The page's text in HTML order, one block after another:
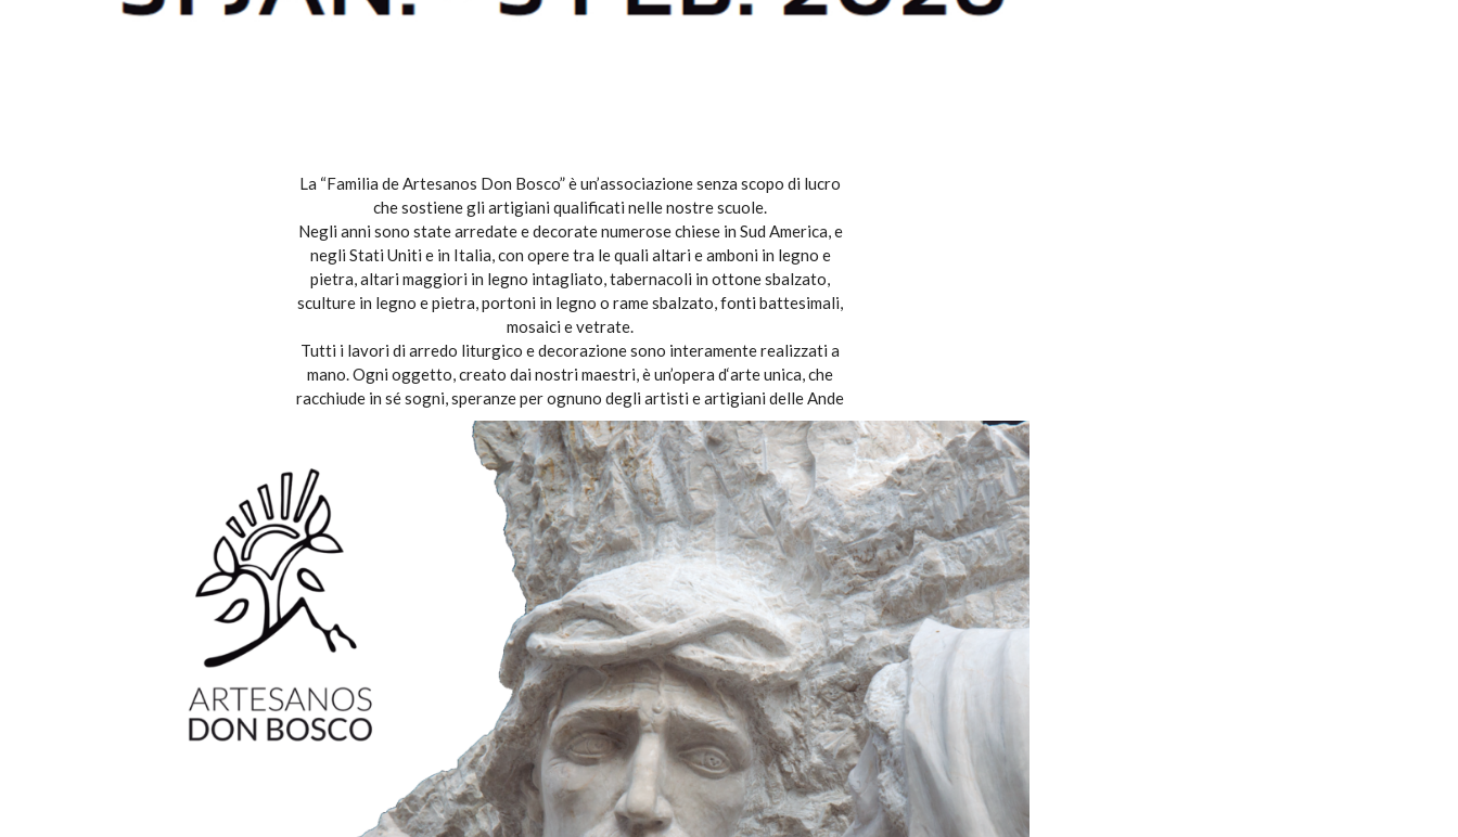
La “Familia de Artesanos Don Bosco” è un’associazione senza scopo di lucro
che sostiene gli artigiani qualificati nelle nostre scuole.
Negli anni sono state arredate e decorate numerose chiese in Sud America, e
negli Stati Uniti e in Italia, con opere tra le quali altari e amboni in legno e
pietra, altari maggiori in legno intagliato, tabernacoli in ottone sbalzato,
sculture in legno e pietra, portoni in legno o rame sbalzato, fonti battesimali,
mosaici e vetrate.
Tutti i lavori di arredo liturgico e decorazione sono interamente realizzati a
mano. Ogni oggetto, creato dai nostri maestri, è un’opera d‘arte unica, che
racchiude in sé sogni, speranze per ognuno degli artisti e artigiani delle Ande